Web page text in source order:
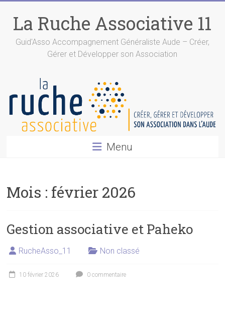
contentLa Ruche Associative 11
Guid'Asso Accompagnement Généraliste Aude – Créer,
Gérer et Développer son Association
Menu
Mois : février 2026
Gestion associative et Paheko
RucheAsso_11 Non classé
10 février 2026 0 commentaire